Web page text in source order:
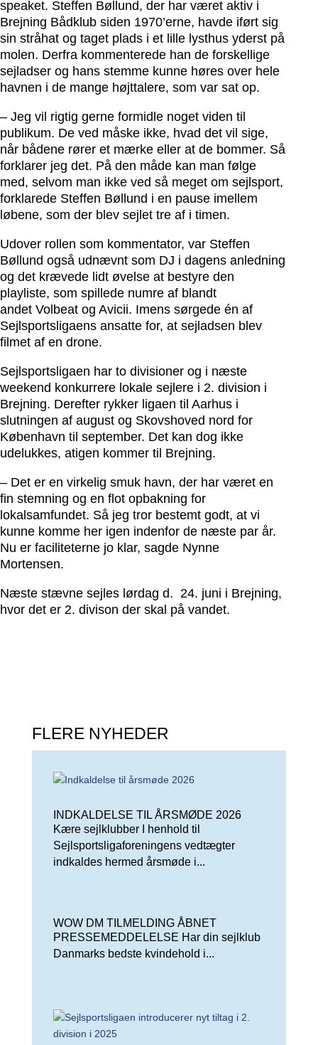
speaket. Steffen Bøllund, der har været aktiv i
Brejning Bådklub siden 1970’erne, havde iført sig
sin stråhat og taget plads i et lille lysthus yderst på
molen. Derfra kommenterede han de forskellige
sejladser og hans stemme kunne høres over hele
havnen i de mange højttalere, som var sat op.
– Jeg vil rigtig gerne formidle noget viden til
publikum. De ved måske ikke, hvad det vil sige,
når bådene rører et mærke eller at de bommer. Så
forklarer jeg det. På den måde kan man følge
med, selvom man ikke ved så meget om sejlsport,
forklarede Steffen Bøllund i en pause imellem
løbene, som der blev sejlet tre af i timen.
Udover rollen som kommentator, var Steffen
Bøllund også udnævnt som DJ i dagens anledning
og det krævede lidt øvelse at bestyre den
playliste, som spillede numre af blandt
andet Volbeat og Avicii. Imens sørgede én af
Sejlsportsligaens ansatte for, at sejladsen blev
filmet af en drone.
Sejlsportsligaen har to divisioner og i næste
weekend konkurrere lokale sejlere i 2. division i
Brejning. Derefter rykker ligaen til Aarhus i
slutningen af august og Skovshoved nord for
København til september. Det kan dog ikke
udelukkes, atigen kommer til Brejning.
– Det er en virkelig smuk havn, der har været en
fin stemning og en flot opbakning for
lokalsamfundet. Så jeg tror bestemt godt, at vi
kunne komme her igen indenfor de næste par år.
Nu er faciliteterne jo klar, sagde Nynne
Mortensen.
Næste stævne sejles lørdag d. 24. juni i Brejning,
hvor det er 2. divison der skal på vandet.
FLERE NYHEDER
INDKALDELSE TIL ÅRSMØDE 2026
Kære sejlklubber I henhold til
Sejlsportsligaforeningens vedtægter
indkaldes hermed årsmøde i...
WOW DM TILMELDING ÅBNET
PRESSEMEDDELELSE Har din sejlklub
Danmarks bedste kvindehold i...